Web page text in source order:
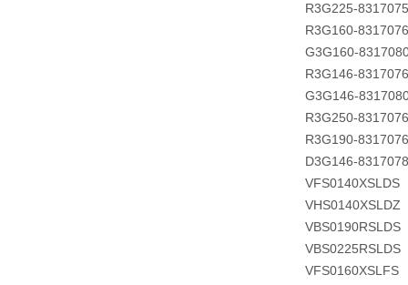
R3G225-
R3G160-
G3G160-
R3G146-
G3G146-
R3G250-
R3G190-
D3G146-
VFS0140XSLDS
VHS0140XSLDZ
VBS0190RSLDS
VBS0225RSLDS
VFS0160XSLFS